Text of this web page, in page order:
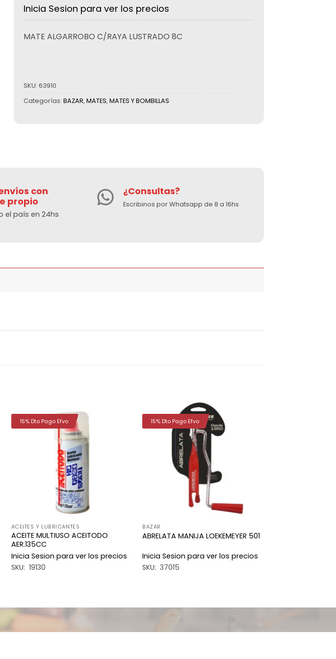
Inicia Sesion para ver los precios
MATE ALGARROBO C/RAYA LUSTRADO 8C
SKU: 63910
Categorías: BAZAR, MATES, MATES Y BOMBILLAS
con
propio
el país en 24hs
¿Consultas?
Escribinos por Whatsapp de 8 a 16hs
ACEITES Y LUBRICANTES
ACEITE MULTIUSO ACEITODO
AER.135CC
Inicia Sesion para ver los precios
SKU: 19130
15% Dto Pago Efvo
BAZAR
ABRELATA MANIJA LOEKEMEYER 501
Inicia Sesion para ver los precios
SKU: 37015
15% Dto Pago Efvo